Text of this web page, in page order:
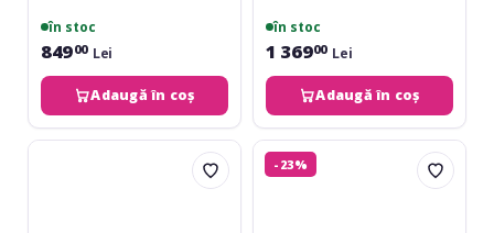
în stoc
84900 Lei
Adaugă în coș
în stoc
1 36900 Lei
Adaugă în coș
LD
ROQ
Audio
-23%